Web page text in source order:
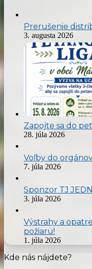
Prerušenie
3. augusta 2026
Zapojte sa do
28. júla 2026
Voľby do
7. júla 2026
Sponzor TJ
3. júla 2026
Výstrahy a
požiaru!
1. júla 2026
Kde nás nájdete?